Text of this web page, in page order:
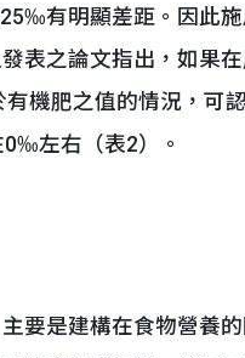
有明顯差距。因此施
表之論文指出，如果
有機肥之值的情況，可
0‰左右（表2）。
是建構在食物營養的